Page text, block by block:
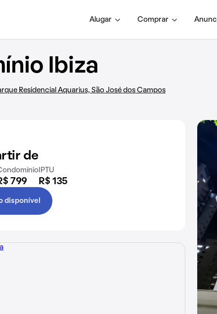
Alugar Comprar
Ibiza
Residencial Aquarius, São José dos Campos
de
799
IPTU
R$ 135
disponível